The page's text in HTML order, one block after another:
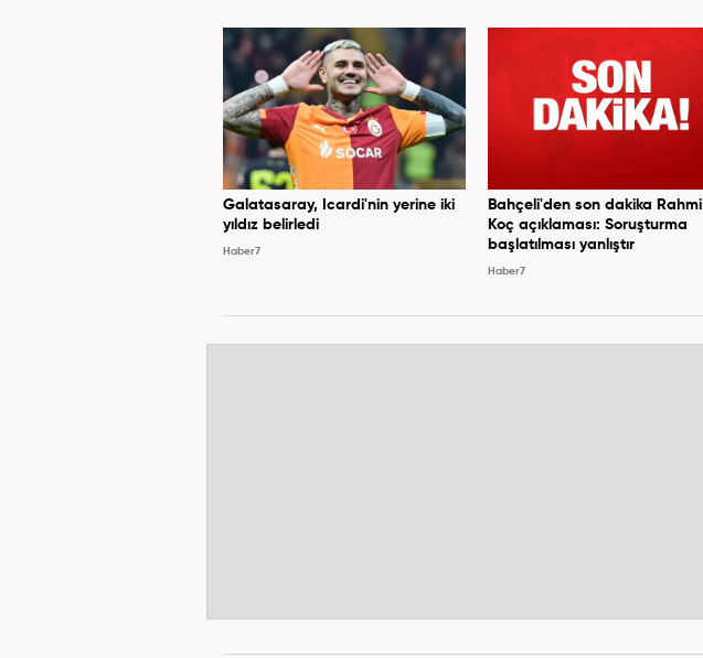
Galatasaray, Icardi'nin yerine iki
yıldız belirledi
Haber7
Bahçeli'den son dakika Rahmi
Koç açıklaması: Soruşturma
başlatılması yanlıştır
Haber7